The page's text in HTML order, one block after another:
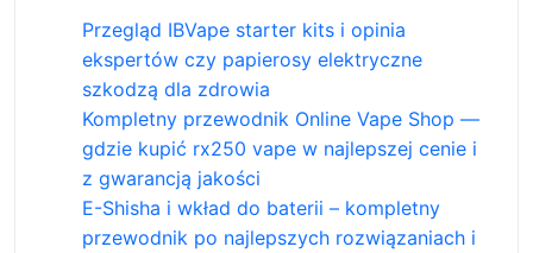
Przegląd IBVape starter kits i opinia
ekspertów czy papierosy elektryczne
szkodzą dla zdrowia
Kompletny przewodnik Online Vape Shop —
gdzie kupić rx250 vape w najlepszej cenie i
z gwarancją jakości
E-Shisha i wkład do baterii – kompletny
przewodnik po najlepszych rozwiązaniach i